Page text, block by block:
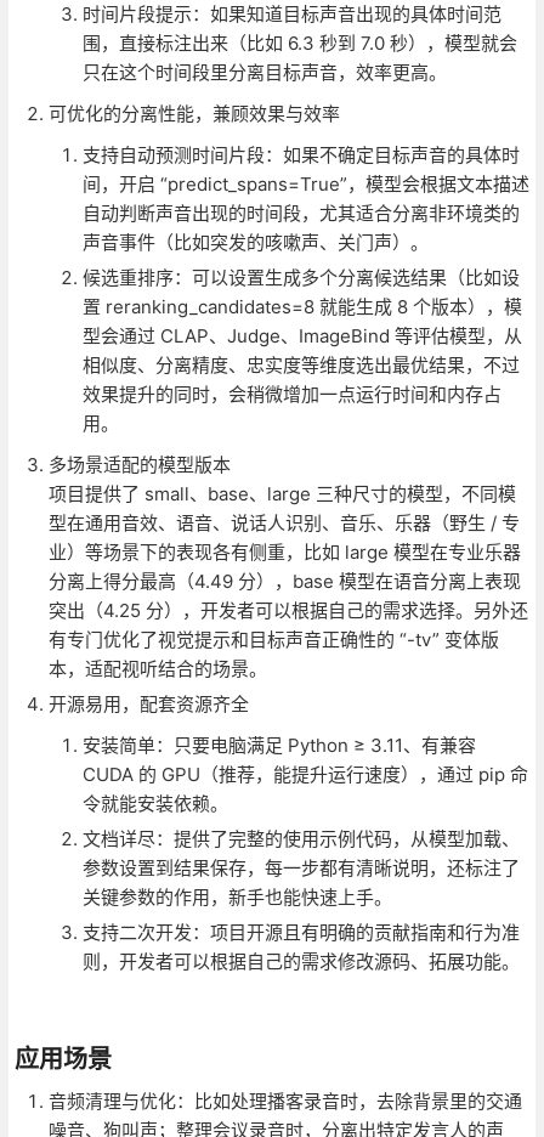
时间片段提示：如果知道目标声音出现的具体时间范
围，直接标注出来（比如 6.3 秒到 7.0 秒），模型就会
只在这个时间段里分离目标声音，效率更高。
可优化的分离性能，兼顾效果与效率
支持自动预测时间片段：如果不确定目标声音的具体时
间，开启 “predict_spans=True”，模型会根据文本描述
自动判断声音出现的时间段，尤其适合分离非环境类的
声音事件（比如突发的咳嗽声、关门声）。
候选重排序：可以设置生成多个分离候选结果（比如设
置 reranking_candidates=8 就能生成 8 个版本），模
型会通过 CLAP、Judge、ImageBind 等评估模型，从
相似度、分离精度、忠实度等维度选出最优结果，不过
效果提升的同时，会稍微增加一点运行时间和内存占
用。
多场景适配的模型版本
项目提供了 small、base、large 三种尺寸的模型，不同模
型在通用音效、语音、说话人识别、音乐、乐器（野生 / 专
业）等场景下的表现各有侧重，比如 large 模型在专业乐器
分离上得分最高（4.49 分），base 模型在语音分离上表现
突出（4.25 分），开发者可以根据自己的需求选择。另外还
有专门优化了视觉提示和目标声音正确性的 “-tv” 变体版
本，适配视听结合的场景。
开源易用，配套资源齐全
安装简单：只要电脑满足 Python ≥ 3.11、有兼容
CUDA 的 GPU（推荐，能提升运行速度），通过 pip 命
令就能安装依赖。
文档详尽：提供了完整的使用示例代码，从模型加载、
参数设置到结果保存，每一步都有清晰说明，还标注了
关键参数的作用，新手也能快速上手。
支持二次开发：项目开源且有明确的贡献指南和行为准
则，开发者可以根据自己的需求修改源码、拓展功能。
应用场景
音频清理与优化：比如处理播客录音时，去除背景里的交通
噪音、狗叫声；整理会议录音时，分离出特定发言人的声